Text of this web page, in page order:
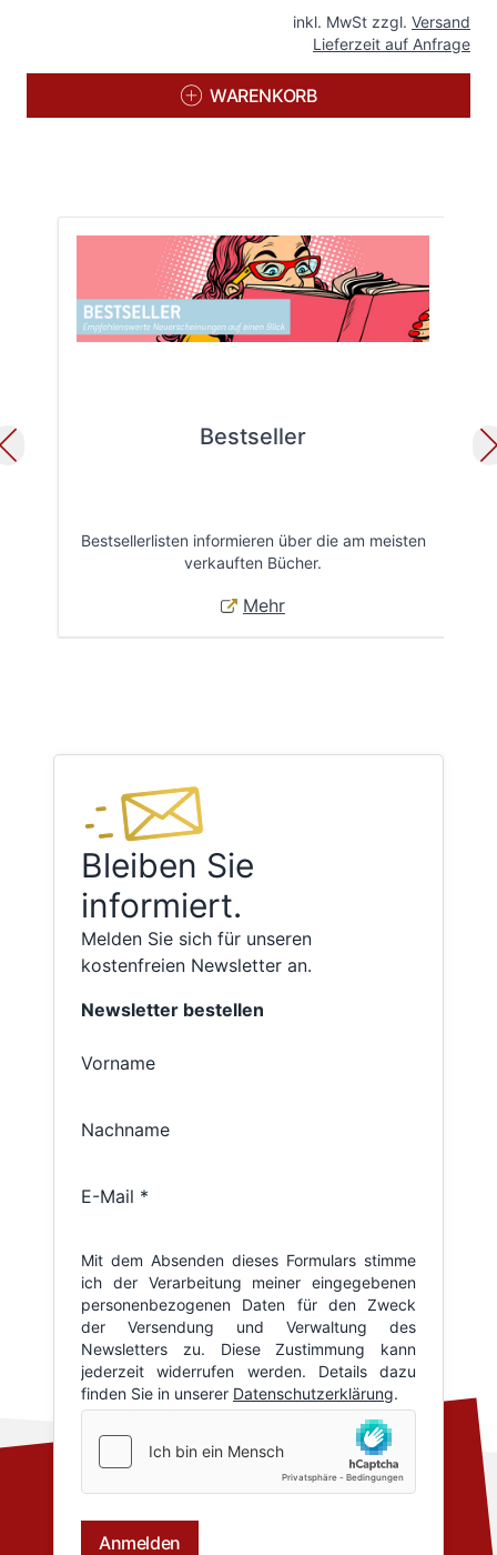
inkl. MwSt zzgl. Versand
Lieferzeit auf Anfrage
WARENKORB
Bestseller
Bestsellerlisten informieren über die am meisten
verkauften Bücher.
Mehr
Bleiben Sie
informiert.
Melden Sie sich für unseren
kostenfreien Newsletter an.